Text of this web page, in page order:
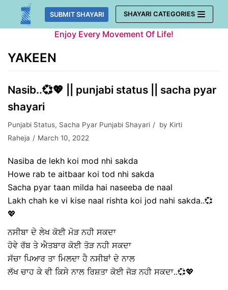
Skip
SUBMIT SHAYARI SHAYARI CATEGORIES
Enjoy Every Movement Of Life!
YAKEEN
Nasib..💞💖 || punjabi status || sacha pyar
shayari
Punjabi Status, Sacha Pyar Punjabi Shayari by Kirti
Raheja
March 10, 2022
Nasiba de lekh koi mod nhi sakda
Howe rab te aitbaar koi tod nhi sakda
Sacha pyar taan milda hai naseeba de naal
Lakh chah ke vi kise naal rishta koi jod nahi sakda..💞
💖
ਨਸੀਬਾ ਦੇ ਲੇਖ ਕੋਈ ਮੋੜ ਨਹੀ ਸਕਦਾ
ਹੋਵੇ ਰੱਬ ਤੇ ਐਤਬਾਰ ਕੋਈ ਤੋੜ ਨਹੀ ਸਕਦਾ
ਸੱਚਾ ਪਿਆਰ ਤਾ ਮਿਲਦਾ ਹੈ ਨਸੀਬਾਂ ਦੇ ਨਾਲ
ਲੱਖ ਚਾਹ ਕੇ ਵੀ ਕਿਸੇ ਨਾਲ ਰਿਸ਼ਤਾ ਕੋਈ ਜੋੜ ਨਹੀ ਸਕਦਾ..💞💖